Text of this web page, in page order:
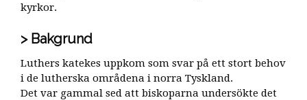
kyrkor.
Bakgrund
Luthers katekes uppkom som svar på ett stort behov
i de lutherska områdena i norra Tyskland.
Det var gammal sed att biskoparna undersökte det